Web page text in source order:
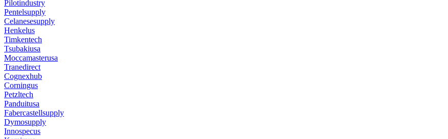
Pilotindustry
Pentelsupply
Celanesesupply
Henkelus
Timkentech
Tsubakiusa
Moccamasterusa
Tranedirect
Cognexhub
Corningus
Petzltech
Panduitusa
Fabercastellsupply
Dymosupply
Innospecus